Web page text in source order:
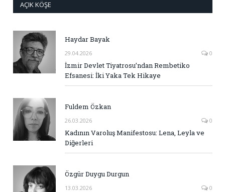
AÇIK KÖŞE
Haydar Bayak
29.04.2026 0
İzmir Devlet Tiyatrosu’ndan Rembetiko
Efsanesi: İki Yaka Tek Hikaye
Fuldem Özkan
26.03.2026 0
Kadının Varoluş Manifestosu: Lena, Leyla ve
Diğerleri
Özgür Duygu Durgun
13.03.2026 0